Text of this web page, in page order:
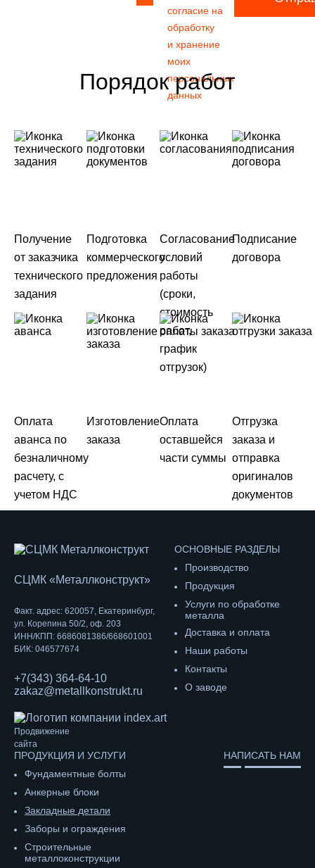
согласие на
обработку
и хранение
моих
персональных
данных
Порядок работ
Получение
от заказчика
технического
задания
Подготовка
коммерческого
предложения
Согласование
условий
работы
(сроки,
стоимость
работ,
график
отгрузок)
Подписание
договора
Оплата
аванса по
безналичному
расчету, с
учетом НДС
Изготовление
заказа
Оплата
оставшейся
части суммы
Отгрузка
заказа и
отправка
оригиналов
документов
СЦМК «Металлконструкт»
Факт. адрес: 620057, Екатеринбург,
ул. Корепина 50/2, оф. 203
ИНН/КПП: 6686081386/668601001
БИК: 046577674
+7(343) 364-64-10
zakaz@metallkonstrukt.ru
Продвижение
сайта
ОСНОВНЫЕ РАЗДЕЛЫ
Производство
Продукция
Услуги по обработке
металла
Доставка и оплата
Наши работы
Контакты
О заводе
ПРОДУКЦИЯ И УСЛУГИ
Фундаментные болты
Анкерные блоки
Закладные детали
Заборы и ограждения
Строительные
металлоконструкции
НАПИСАТЬ НАМ